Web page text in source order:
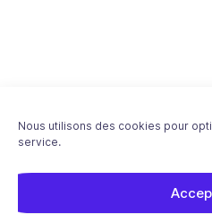
Nous utilisons des cookies pour
service.